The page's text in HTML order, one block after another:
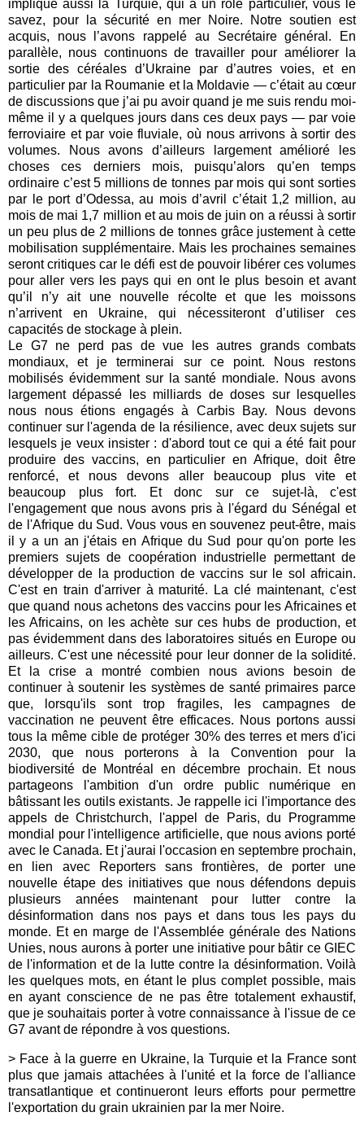
implique aussi la Turquie, qui a un rôle particulier, vous le
savez, pour la sécurité en mer Noire. Notre soutien est
acquis, nous l’avons rappelé au Secrétaire général. En
parallèle, nous continuons de travailler pour améliorer la
sortie des céréales d’Ukraine par d’autres voies, et en
particulier par la Roumanie et la Moldavie — c’était au cœur
de discussions que j’ai pu avoir quand je me suis rendu moi-
même il y a quelques jours dans ces deux pays — par voie
ferroviaire et par voie fluviale, où nous arrivons à sortir des
volumes. Nous avons d’ailleurs largement amélioré les
choses ces derniers mois, puisqu’alors qu’en temps
ordinaire c’est 5 millions de tonnes par mois qui sont sorties
par le port d’Odessa, au mois d’avril c’était 1,2 million, au
mois de mai 1,7 million et au mois de juin on a réussi à sortir
un peu plus de 2 millions de tonnes grâce justement à cette
mobilisation supplémentaire. Mais les prochaines semaines
seront critiques car le défi est de pouvoir libérer ces volumes
pour aller vers les pays qui en ont le plus besoin et avant
qu’il n’y ait une nouvelle récolte et que les moissons
n’arrivent en Ukraine, qui nécessiteront d’utiliser ces
capacités de stockage à plein.
Le G7 ne perd pas de vue les autres grands combats
mondiaux, et je terminerai sur ce point. Nous restons
mobilisés évidemment sur la santé mondiale. Nous avons
largement dépassé les milliards de doses sur lesquelles
nous nous étions engagés à Carbis Bay. Nous devons
continuer sur l'agenda de la résilience, avec deux sujets sur
lesquels je veux insister : d'abord tout ce qui a été fait pour
produire des vaccins, en particulier en Afrique, doit être
renforcé, et nous devons aller beaucoup plus vite et
beaucoup plus fort. Et donc sur ce sujet-là, c'est
l'engagement que nous avons pris à l'égard du Sénégal et
de l'Afrique du Sud. Vous vous en souvenez peut-être, mais
il y a un an j'étais en Afrique du Sud pour qu'on porte les
premiers sujets de coopération industrielle permettant de
développer de la production de vaccins sur le sol africain.
C'est en train d'arriver à maturité. La clé maintenant, c'est
que quand nous achetons des vaccins pour les Africaines et
les Africains, on les achète sur ces hubs de production, et
pas évidemment dans des laboratoires situés en Europe ou
ailleurs. C'est une nécessité pour leur donner de la solidité.
Et la crise a montré combien nous avions besoin de
continuer à soutenir les systèmes de santé primaires parce
que, lorsqu'ils sont trop fragiles, les campagnes de
vaccination ne peuvent être efficaces. Nous portons aussi
tous la même cible de protéger 30% des terres et mers d'ici
2030, que nous porterons à la Convention pour la
biodiversité de Montréal en décembre prochain. Et nous
partageons l'ambition d'un ordre public numérique en
bâtissant les outils existants. Je rappelle ici l'importance des
appels de Christchurch, l'appel de Paris, du Programme
mondial pour l'intelligence artificielle, que nous avions porté
avec le Canada. Et j'aurai l'occasion en septembre prochain,
en lien avec Reporters sans frontières, de porter une
nouvelle étape des initiatives que nous défendons depuis
plusieurs années maintenant pour lutter contre la
désinformation dans nos pays et dans tous les pays du
monde. Et en marge de l'Assemblée générale des Nations
Unies, nous aurons à porter une initiative pour bâtir ce GIEC
de l'information et de la lutte contre la désinformation. Voilà
les quelques mots, en étant le plus complet possible, mais
en ayant conscience de ne pas être totalement exhaustif,
que je souhaitais porter à votre connaissance à l'issue de ce
G7 avant de répondre à vos questions.
> Face à la guerre en Ukraine, la Turquie et la France sont
plus que jamais attachées à l'unité et la force de l'alliance
transatlantique et continueront leurs efforts pour permettre
l'exportation du grain ukrainien par la mer Noire.